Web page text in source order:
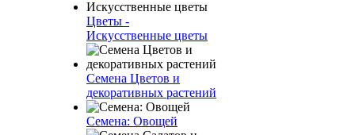
Цветы -
Искусственные цветы
Семена Цветов и
декоративных растений
Семена: Овощей